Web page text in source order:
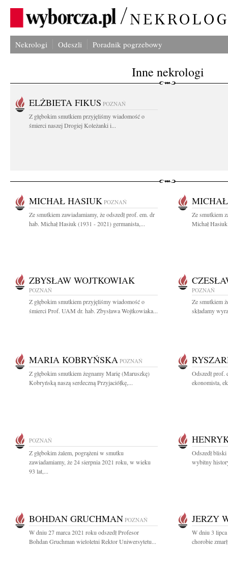
Nekrologi Odeszli Poradnik pogrzebowy
Inne nekrologi
ELŻBIETA FIKUS POZNAŃ
Z głębokim smutkiem przyjęliśmy wiadomość o
śmierci naszej Drogiej Koleżanki i...
MICHAŁ HASIUK POZNAŃ
Ze smutkiem zawiadamiamy, że odszedł prof. em. dr
hab. Michał Hasiuk (1931 - 2021) germanista,...
Ze smutkiem
Michał
ZBYSŁAW WOJTKOWIAK
POZNAŃ
Z głębokim smutkiem przyjęliśmy wiadomość o
śmierci Prof. UAM dr. hab. Zbysława Wojtkowiaka...
POZNAŃ
Ze smutkiem
składamy
MARIA KOBRYŃSKA POZNAŃ
Z głębokim smutkiem żegnamy Marię (Maruszkę)
Kobryńską naszą serdeczną Przyjaciółkę,...
Odszedł
ekonomista,
POZNAŃ
Z głębokim żalem, pogrążeni w smutku
zawiadamiamy, że 24 sierpnia 2021 roku, w wieku
93 lat,...
Odszedł
wybitny
BOHDAN GRUCHMAN POZNAŃ
W dniu 27 marca 2021 roku odszedł Profesor
Bohdan Gruchman wieloletni Rektor Uniwersytetu...
JERZY
W dniu 3
chorobie